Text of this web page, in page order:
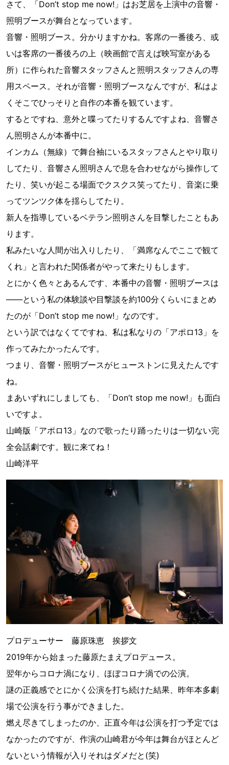
さて、「Don’t stop me now!」はお芝居を上演中の音響・
照明ブースが舞台となっています。
音響・照明ブース。分かりますかね。客席の一番後ろ、或
いは客席の一番後ろの上（映画館で言えば映写室がある
所）に作られた音響スタッフさんと照明スタッフさんの専
用スペース。それが音響・照明ブースなんですが、私はよ
くそこでひっそりと自作の本番を観ています。
するとですね、意外と喋ってたりするんですよね、音響さ
ん照明さんが本番中に。
インカム（無線）で舞台袖にいるスタッフさんとやり取り
してたり、音響さん照明さんで息を合わせながら操作して
たり、笑いが起こる場面でクスクス笑ってたり、音楽に乗
ってツンツク体を揺らしてたり。
新人を指導しているベテラン照明さんを目撃したこともあ
ります。
私みたいな人間が出入りしたり、「満席なんでここで観て
くれ」と言われた関係者がやって来たりもします。
とにかく色々とあるんです、本番中の音響・照明ブースは
――という私の体験談や目撃談を約100分くらいにまとめ
たのが「Don’t stop me now!」なのです。
という訳ではなくてですね、私は私なりの「アポロ13」を
作ってみたかったんです。
つまり、音響・照明ブースがヒューストンに見えたんです
ね。
まあいずれにしましても、「Don’t stop me now!」も面白
いですよ。
山崎版「アポロ13」なので歌ったり踊ったりは一切ない完
全会話劇です。観に来てね！
山崎洋平
プロデューサー 藤原珠恵 挨拶文
2019年から始まった藤原たまえプロデュース。
翌年からコロナ渦になり、ほぼコロナ渦での公演。
謎の正義感でとにかく公演を打ち続けた結果、昨年本多劇
場で公演を行う事ができました。
燃え尽きてしまったのか、正直今年は公演を打つ予定では
なかったのですが、作演の山崎君が今年は舞台がほとんど
ないという情報が入りそれはダメだと(笑)